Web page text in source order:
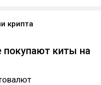
крипта
покупают киты на